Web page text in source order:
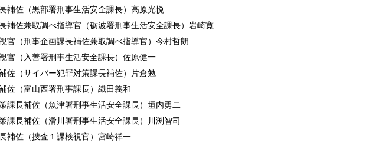
補佐（黒部署刑事生活安全課長）高原光悦
補佐兼取調べ指導官（砺波署刑事生活安全課長）岩崎寛
官（刑事企画課長補佐兼取調べ指導官）今村哲朗
官（入善署刑事生活安全課長）佐原健一
佐（サイバー犯罪対策課長補佐）片倉勉
佐（富山西署刑事課長）織田義和
課長補佐（魚津署刑事生活安全課長）垣内勇二
課長補佐（滑川署刑事生活安全課長）川渕智司
補佐（捜査１課検視官）宮崎祥一